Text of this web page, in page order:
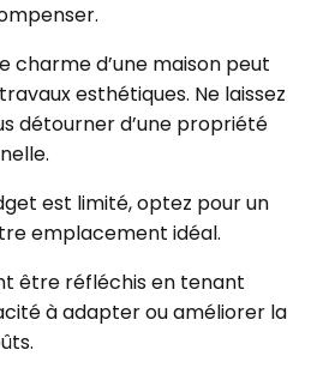
charme d’une maison peut
esthétiques. Ne laissez
détourner d’une propriété
est limité, optez pour un
emplacement idéal.
être réfléchis en tenant
à adapter ou améliorer la